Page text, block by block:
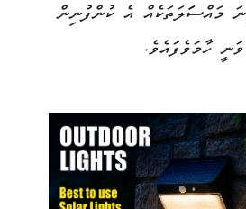
މައްސަަލަތަކެއް އެ ކުންފުނިން
ހާމަވެފައެވެ.